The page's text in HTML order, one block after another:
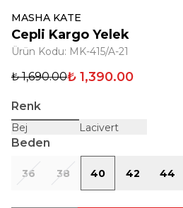
MASHA KATE
Cepli Kargo Yelek
Ürün Kodu: MK-415/A-21
₺ 1,690.00₺ 1,390.00
Renk
Bej Lacivert
Beden
36 38 40 42 44